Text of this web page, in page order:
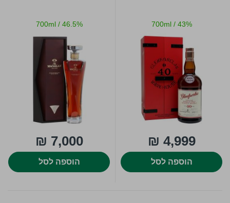
700ml / 43%
4,999 ₪
הוספה לסל
700ml / 46.5%
7,000 ₪
הוספה לסל